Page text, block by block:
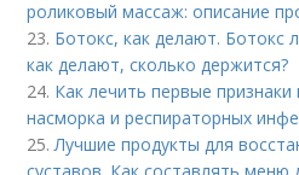
роликовый массаж: описание
23. Ботокс, как делают. Ботокс
как делают, сколько держится?
24. Как лечить первые
насморка и респираторных
25.Лучшие продукты для